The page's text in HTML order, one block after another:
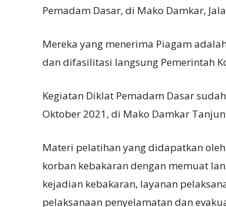
Pemadam Dasar, di Mako Damkar,
Mereka yang menerima Piagam
dan difasilitasi langsung Pemerintah
Kegiatan Diklat Pemadam Dasar
Oktober 2021, di Mako Damkar
Materi pelatihan yang didapatkan
korban kebakaran dengan memuat
kejadian kebakaran, layanan
pelaksanaan penyelamatan dan